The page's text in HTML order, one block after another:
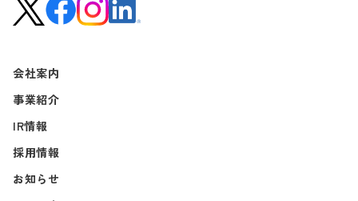
会社案内
事業紹介
IR情報
採用情報
お知らせ